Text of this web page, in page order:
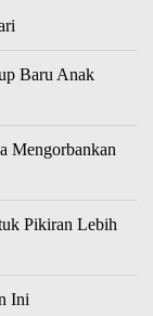
Baru Anak
Mengorbankan
Pikiran Lebih
Ini